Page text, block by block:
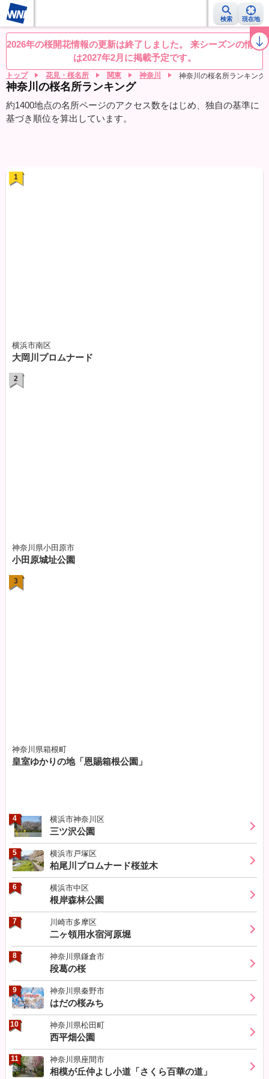
検索 現在地
桜レーダー 名所ランキング 桜開花予想NEWS お花見動画 目的別
2026年の桜開花情報の更新は終了しました。 来シーズンの情報
は2027年2月に掲載予定です。
トップ 花見・桜名所 関東 神奈川 神奈川の桜名所ランキング
神奈川の桜名所ランキング
約1400地点の名所ページのアクセス数をはじめ、独自の基準に
基づき順位を算出しています。
1
横浜市南区
大岡川プロムナード
2
神奈川県小田原市
小田原城址公園
3
神奈川県箱根町
皇室ゆかりの地「恩賜箱根公園」
4 横浜市神奈川区
三ツ沢公園
5 横浜市戸塚区
柏尾川プロムナード桜並木
6 横浜市中区
根岸森林公園
7 川崎市多摩区
二ヶ領用水宿河原堀
8 神奈川県鎌倉市
段葛の桜
9 神奈川県秦野市
はだの桜みち
10 神奈川県松田町
西平畑公園
11 神奈川県座間市
相模が丘仲よし小道「さくら百華の道」